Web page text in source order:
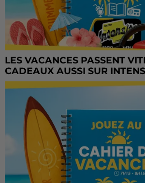
LES VACANCES PASSENT
CADEAUX AUSSI SUR